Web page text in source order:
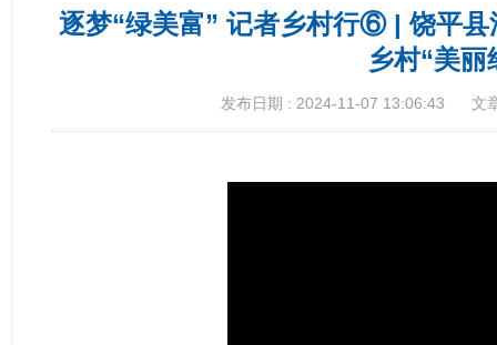
逐梦“绿美富” 记者乡村行⑥ | 饶平
乡村“美丽
发布日期 : 2024-11-07 13:06:43 文